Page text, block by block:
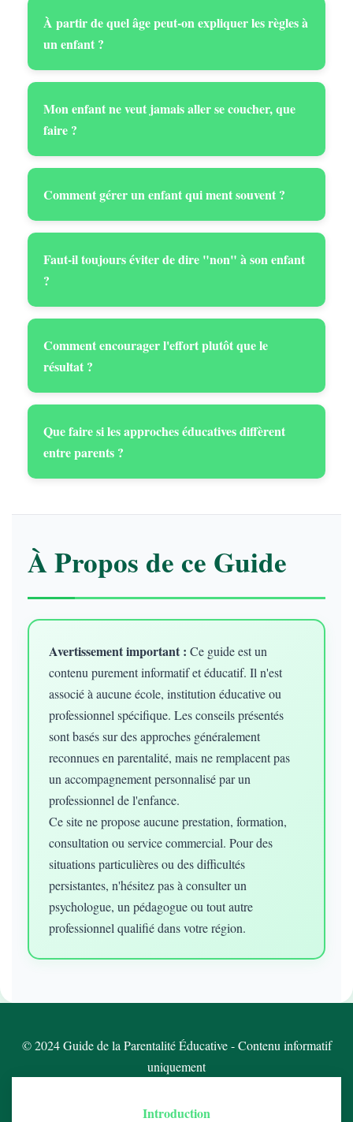
À partir de quel âge peut-on expliquer les règles à
un enfant ?
Mon enfant ne veut jamais aller se coucher, que
faire ?
Comment gérer un enfant qui ment souvent ?
Faut-il toujours éviter de dire "non" à son enfant
?
Comment encourager l'effort plutôt que le
résultat ?
Que faire si les approches éducatives diffèrent
entre parents ?
À Propos de ce Guide
Avertissement important : Ce guide est un
contenu purement informatif et éducatif. Il n'est
associé à aucune école, institution éducative ou
professionnel spécifique. Les conseils présentés
sont basés sur des approches généralement
reconnues en parentalité, mais ne remplacent pas
un accompagnement personnalisé par un
professionnel de l'enfance.
Ce site ne propose aucune prestation, formation,
consultation ou service commercial. Pour des
situations particulières ou des difficultés
persistantes, n'hésitez pas à consulter un
psychologue, un pédagogue ou tout autre
professionnel qualifié dans votre région.
© 2024 Guide de la Parentalité Éducative - Contenu informatif
uniquement
Introduction